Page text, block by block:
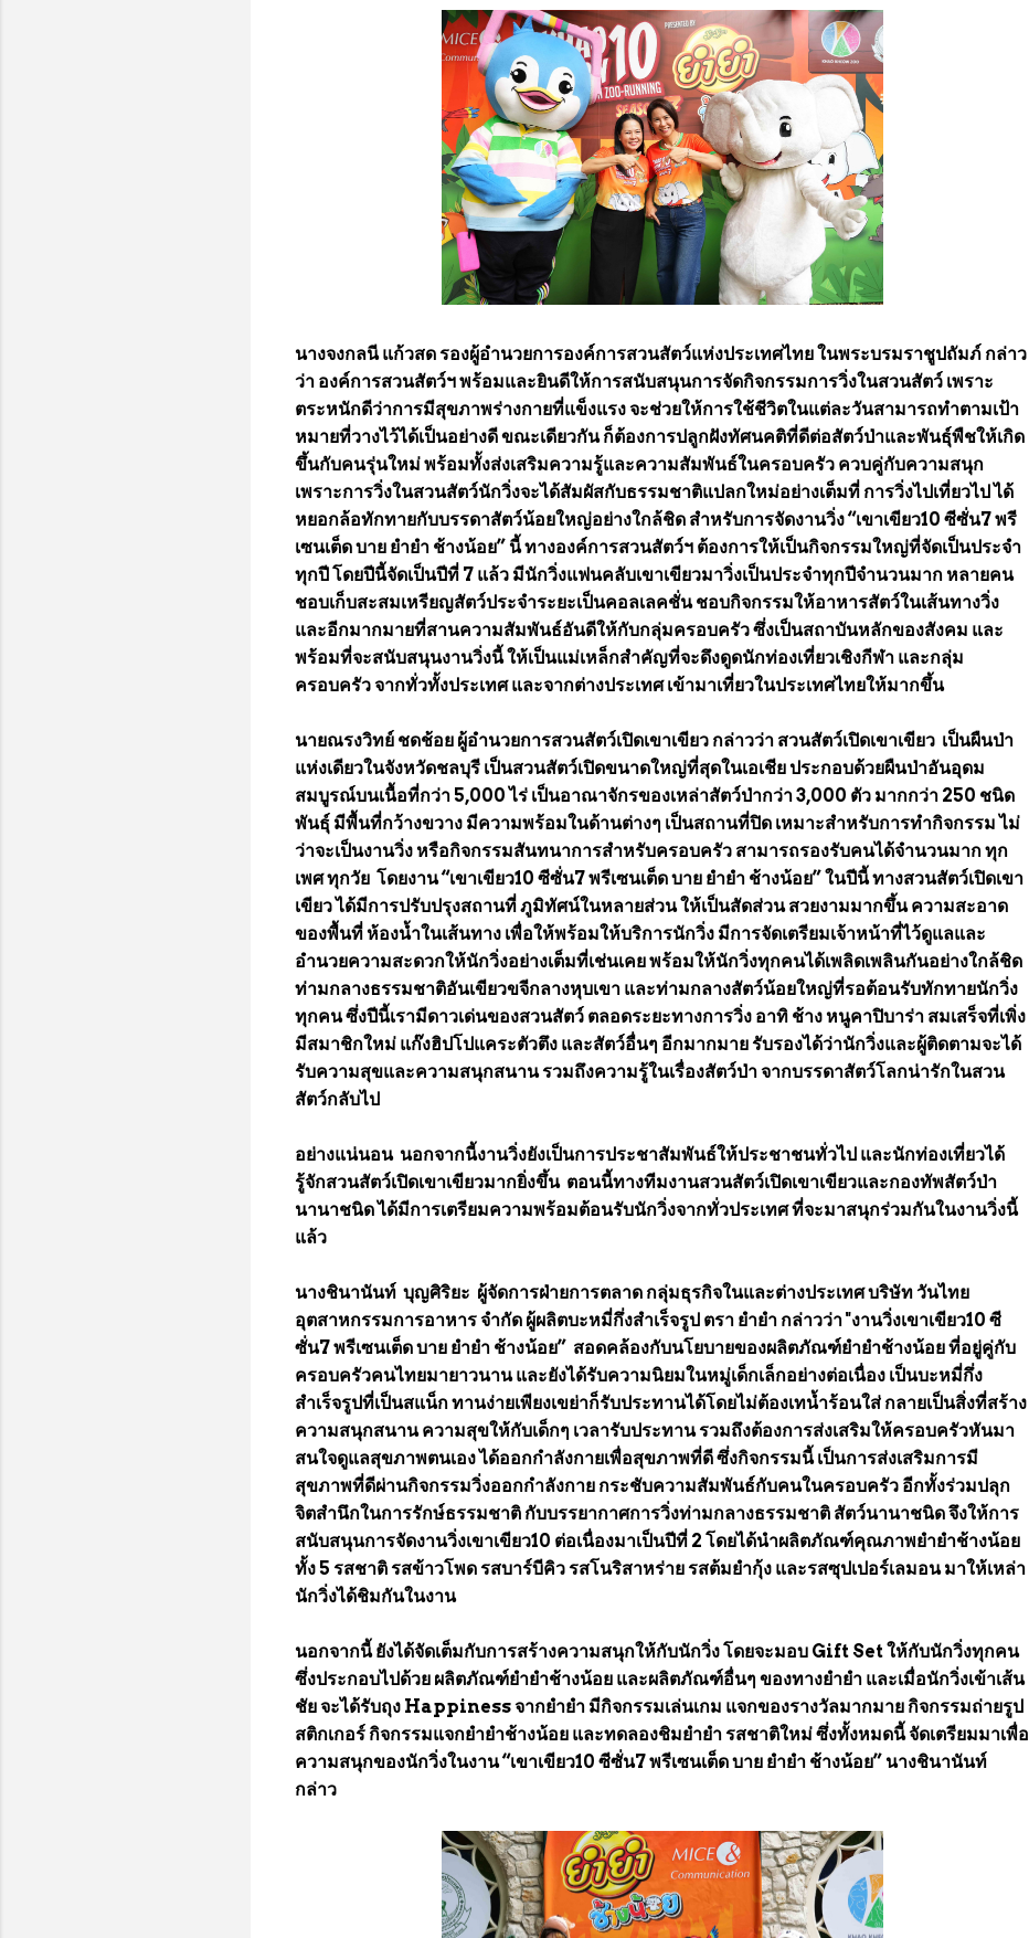
นางจงกลนี แก้วสด รองผู้อำนวยการองค์การสวนสัตว์แห่งประเทศไทย ในพระบรมราชูปถัมภ์ กล่าว
ว่า องค์การสวนสัตว์ฯ พร้อมและยินดีให้การสนับสนุนการจัดกิจกรรมการวิ่งในสวนสัตว์ เพราะ
ตระหนักดีว่าการมีสุขภาพร่างกายที่แข็งแรง จะช่วยให้การใช้ชีวิตในแต่ละวันสามารถทำตามเป้า
หมายที่วางไว้ได้เป็นอย่างดี ขณะเดียวกัน ก็ต้องการปลูกฝังทัศนคติที่ดีต่อสัตว์ป่าและพันธุ์พืชให้เกิด
ขึ้นกับคนรุ่นใหม่ พร้อมทั้งส่งเสริมความรู้และความสัมพันธ์ในครอบครัว ควบคู่กับความสนุก
เพราะการวิ่งในสวนสัตว์นักวิ่งจะได้สัมผัสกับธรรมชาติแปลกใหม่อย่างเต็มที่ การวิ่งไปเที่ยวไป ได้
หยอกล้อทักทายกับบรรดาสัตว์น้อยใหญ่อย่างใกล้ชิด สำหรับการจัดงานวิ่ง “เขาเขียว10 ซีซั่น7 พรี
เซนเต็ด บาย ยำยำ ช้างน้อย” นี้ ทางองค์การสวนสัตว์ฯ ต้องการให้เป็นกิจกรรมใหญ่ที่จัดเป็นประจำ
ทุกปี โดยปีนี้จัดเป็นปีที่ 7 แล้ว มีนักวิ่งแฟนคลับเขาเขียวมาวิ่งเป็นประจำทุกปีจำนวนมาก หลายคน
ชอบเก็บสะสมเหรียญสัตว์ประจำระยะเป็นคอลเลคชั่น ชอบกิจกรรมให้อาหารสัตว์ในเส้นทางวิ่ง
และอีกมากมายที่สานความสัมพันธ์อันดีให้กับกลุ่มครอบครัว ซึ่งเป็นสถาบันหลักของสังคม และ
พร้อมที่จะสนับสนุนงานวิ่งนี้ ให้เป็นแม่เหล็กสำคัญที่จะดึงดูดนักท่องเที่ยวเชิงกีฬา และกลุ่ม
ครอบครัว จากทั่วทั้งประเทศ และจากต่างประเทศ เข้ามาเที่ยวในประเทศไทยให้มากขึ้น
นายณรงวิทย์ ชดช้อย ผู้อำนวยการสวนสัตว์เปิดเขาเขียว กล่าวว่า สวนสัตว์เปิดเขาเขียว เป็นผืนป่า
แห่งเดียวในจังหวัดชลบุรี เป็นสวนสัตว์เปิดขนาดใหญ่ที่สุดในเอเชีย ประกอบด้วยผืนป่าอันอุดม
สมบูรณ์บนเนื้อที่กว่า 5,000 ไร่ เป็นอาณาจักรของเหล่าสัตว์ป่ากว่า 3,000 ตัว มากกว่า 250 ชนิด
พันธุ์ มีพื้นที่กว้างขวาง มีความพร้อมในด้านต่างๆ เป็นสถานที่ปิด เหมาะสำหรับการทำกิจกรรม ไม่
ว่าจะเป็นงานวิ่ง หรือกิจกรรมสันทนาการสำหรับครอบครัว สามารถรองรับคนได้จำนวนมาก ทุก
เพศ ทุกวัย โดยงาน “เขาเขียว10 ซีซั่น7 พรีเซนเต็ด บาย ยำยำ ช้างน้อย” ในปีนี้ ทางสวนสัตว์เปิดเขา
เขียว ได้มีการปรับปรุงสถานที่ ภูมิทัศน์ในหลายส่วน ให้เป็นสัดส่วน สวยงามมากขึ้น ความสะอาด
ของพื้นที่ ห้องน้ำในเส้นทาง เพื่อให้พร้อมให้บริการนักวิ่ง มีการจัดเตรียมเจ้าหน้าที่ไว้ดูแลและ
อำนวยความสะดวกให้นักวิ่งอย่างเต็มที่เช่นเคย พร้อมให้นักวิ่งทุกคนได้เพลิดเพลินกันอย่างใกล้ชิด
ท่ามกลางธรรมชาติอันเขียวขจีกลางหุบเขา และท่ามกลางสัตว์น้อยใหญ่ที่รอต้อนรับทักทายนักวิ่ง
ทุกคน ซึ่งปีนี้เรามีดาวเด่นของสวนสัตว์ ตลอดระยะทางการวิ่ง อาทิ ช้าง หนูคาปิบาร่า สมเสร็จที่เพิ่ง
มีสมาชิกใหม่ แก๊งฮิปโปแคระตัวตึง และสัตว์อื่นๆ อีกมากมาย รับรองได้ว่านักวิ่งและผู้ติดตามจะได้
รับความสุขและความสนุกสนาน รวมถึงความรู้ในเรื่องสัตว์ป่า จากบรรดาสัตว์โลกน่ารักในสวน
สัตว์กลับไป
อย่างแน่นอน นอกจากนี้งานวิ่งยังเป็นการประชาสัมพันธ์ให้ประชาชนทั่วไป และนักท่องเที่ยวได้
รู้จักสวนสัตว์เปิดเขาเขียวมากยิ่งขึ้น ตอนนี้ทางทีมงานสวนสัตว์เปิดเขาเขียวและกองทัพสัตว์ป่า
นานาชนิด ได้มีการเตรียมความพร้อมต้อนรับนักวิ่งจากทั่วประเทศ ที่จะมาสนุกร่วมกันในงานวิ่งนี้
แล้ว
นางชินานันท์ บุญศิริยะ ผู้จัดการฝ่ายการตลาด กลุ่มธุรกิจในและต่างประเทศ บริษัท วันไทย
อุตสาหกรรมการอาหาร จำกัด ผู้ผลิตบะหมี่กึ่งสำเร็จรูป ตรา ยำยำ กล่าวว่า "งานวิ่งเขาเขียว10 ซี
ซั่น7 พรีเซนเต็ด บาย ยำยำ ช้างน้อย” สอดคล้องกับนโยบายของผลิตภัณฑ์ยำยำช้างน้อย ที่อยู่คู่กับ
ครอบครัวคนไทยมายาวนาน และยังได้รับความนิยมในหมู่เด็กเล็กอย่างต่อเนื่อง เป็นบะหมี่กึ่ง
สำเร็จรูปที่เป็นสแน็ก ทานง่ายเพียงเขย่าก็รับประทานได้โดยไม่ต้องเทน้ำร้อนใส่ กลายเป็นสิ่งที่สร้าง
ความสนุกสนาน ความสุขให้กับเด็กๆ เวลารับประทาน รวมถึงต้องการส่งเสริมให้ครอบครัวหันมา
สนใจดูแลสุขภาพตนเอง ได้ออกกำลังกายเพื่อสุขภาพที่ดี ซึ่งกิจกรรมนี้ เป็นการส่งเสริมการมี
สุขภาพที่ดีผ่านกิจกรรมวิ่งออกกำลังกาย กระชับความสัมพันธ์กับคนในครอบครัว อีกทั้งร่วมปลุก
จิตสำนึกในการรักษ์ธรรมชาติ กับบรรยากาศการวิ่งท่ามกลางธรรมชาติ สัตว์นานาชนิด จึงให้การ
สนับสนุนการจัดงานวิ่งเขาเขียว10 ต่อเนื่องมาเป็นปีที่ 2 โดยได้นำผลิตภัณฑ์คุณภาพยำยำช้างน้อย
ทั้ง 5 รสชาติ รสข้าวโพด รสบาร์บีคิว รสโนริสาหร่าย รสต้มยำกุ้ง และรสซุปเปอร์เลมอน มาให้เหล่า
นักวิ่งได้ชิมกันในงาน
นอกจากนี้ ยังได้จัดเต็มกับการสร้างความสนุกให้กับนักวิ่ง โดยจะมอบ Gift Set ให้กับนักวิ่งทุกคน
ซึ่งประกอบไปด้วย ผลิตภัณฑ์ยำยำช้างน้อย และผลิตภัณฑ์อื่นๆ ของทางยำยำ และเมื่อนักวิ่งเข้าเส้น
ชัย จะได้รับถุง Happiness จากยำยำ มีกิจกรรมเล่นเกม แจกของรางวัลมากมาย กิจกรรมถ่ายรูป
สติกเกอร์ กิจกรรมแจกยำยำช้างน้อย และทดลองชิมยำยำ รสชาติใหม่ ซึ่งทั้งหมดนี้ จัดเตรียมมาเพื่อ
ความสนุกของนักวิ่งในงาน “เขาเขียว10 ซีซั่น7 พรีเซนเต็ด บาย ยำยำ ช้างน้อย” นางชินานันท์
กล่าว